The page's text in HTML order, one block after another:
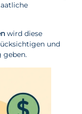
wird diese
und
geben.